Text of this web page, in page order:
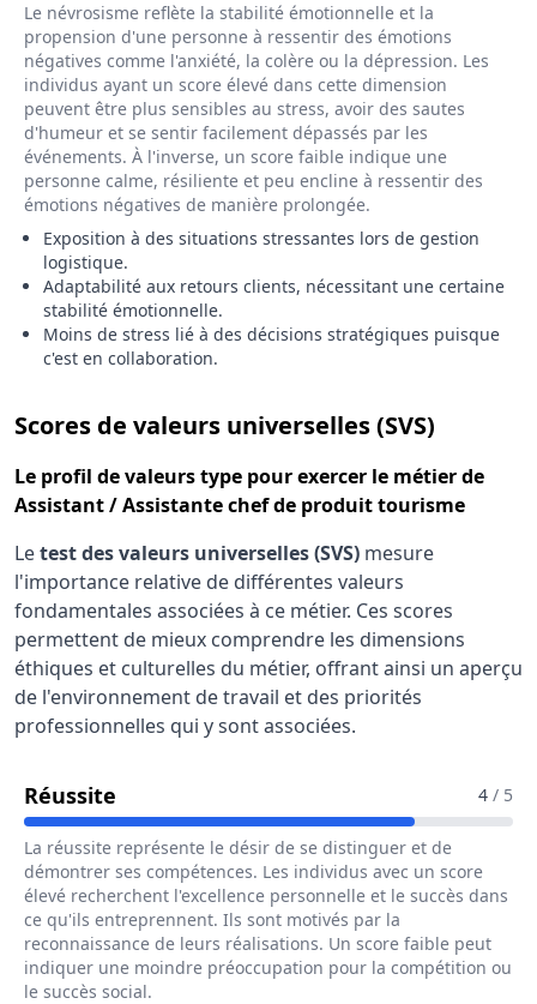
Le névrosisme reflète la stabilité émotionnelle et la
propension d'une personne à ressentir des émotions
négatives comme l'anxiété, la colère ou la dépression. Les
individus ayant un score élevé dans cette dimension
peuvent être plus sensibles au stress, avoir des sautes
d'humeur et se sentir facilement dépassés par les
événements. À l'inverse, un score faible indique une
personne calme, résiliente et peu encline à ressentir des
émotions négatives de manière prolongée.
Exposition à des situations stressantes lors de gestion
logistique.
Adaptabilité aux retours clients, nécessitant une certaine
stabilité émotionnelle.
Moins de stress lié à des décisions stratégiques puisque
c'est en collaboration.
Scores de valeurs universelles (SVS)
Le profil de valeurs type pour exercer le métier de
Assistant / Assistante chef de produit tourisme
Letest des valeurs universelles (SVS) mesure
l'importance relative de différentes valeurs
fondamentales associées à ce métier. Ces scores
permettent de mieux comprendre les dimensions
éthiques et culturelles du métier, offrant ainsi un aperçu
de l'environnement de travail et des priorités
professionnelles qui y sont associées.
Réussite Pour Le Métier De Assistant / 4 / 5
La réussite représente le désir de se distinguer et de
démontrer ses compétences. Les individus avec un score
élevé recherchent l'excellence personnelle et le succès dans
ce qu'ils entreprennent. Ils sont motivés par la
reconnaissance de leurs réalisations. Un score faible peut
indiquer une moindre préoccupation pour la compétition ou
le succès social.